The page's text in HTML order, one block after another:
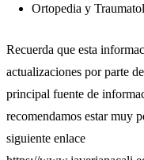
Ortopedia y
Recuerda que esta
actualizaciones por parte
principal fuente de
recomendamos estar muy
siguiente enlace